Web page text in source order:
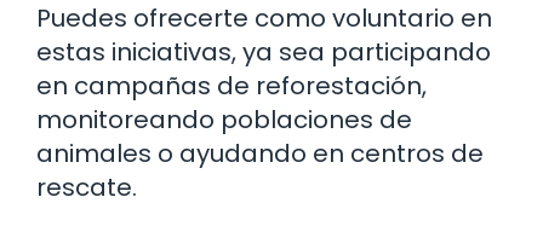
Puedes ofrecerte como voluntario en
estas iniciativas, ya sea participando
en campañas de reforestación,
monitoreando poblaciones de
animales o ayudando en centros de
rescate.